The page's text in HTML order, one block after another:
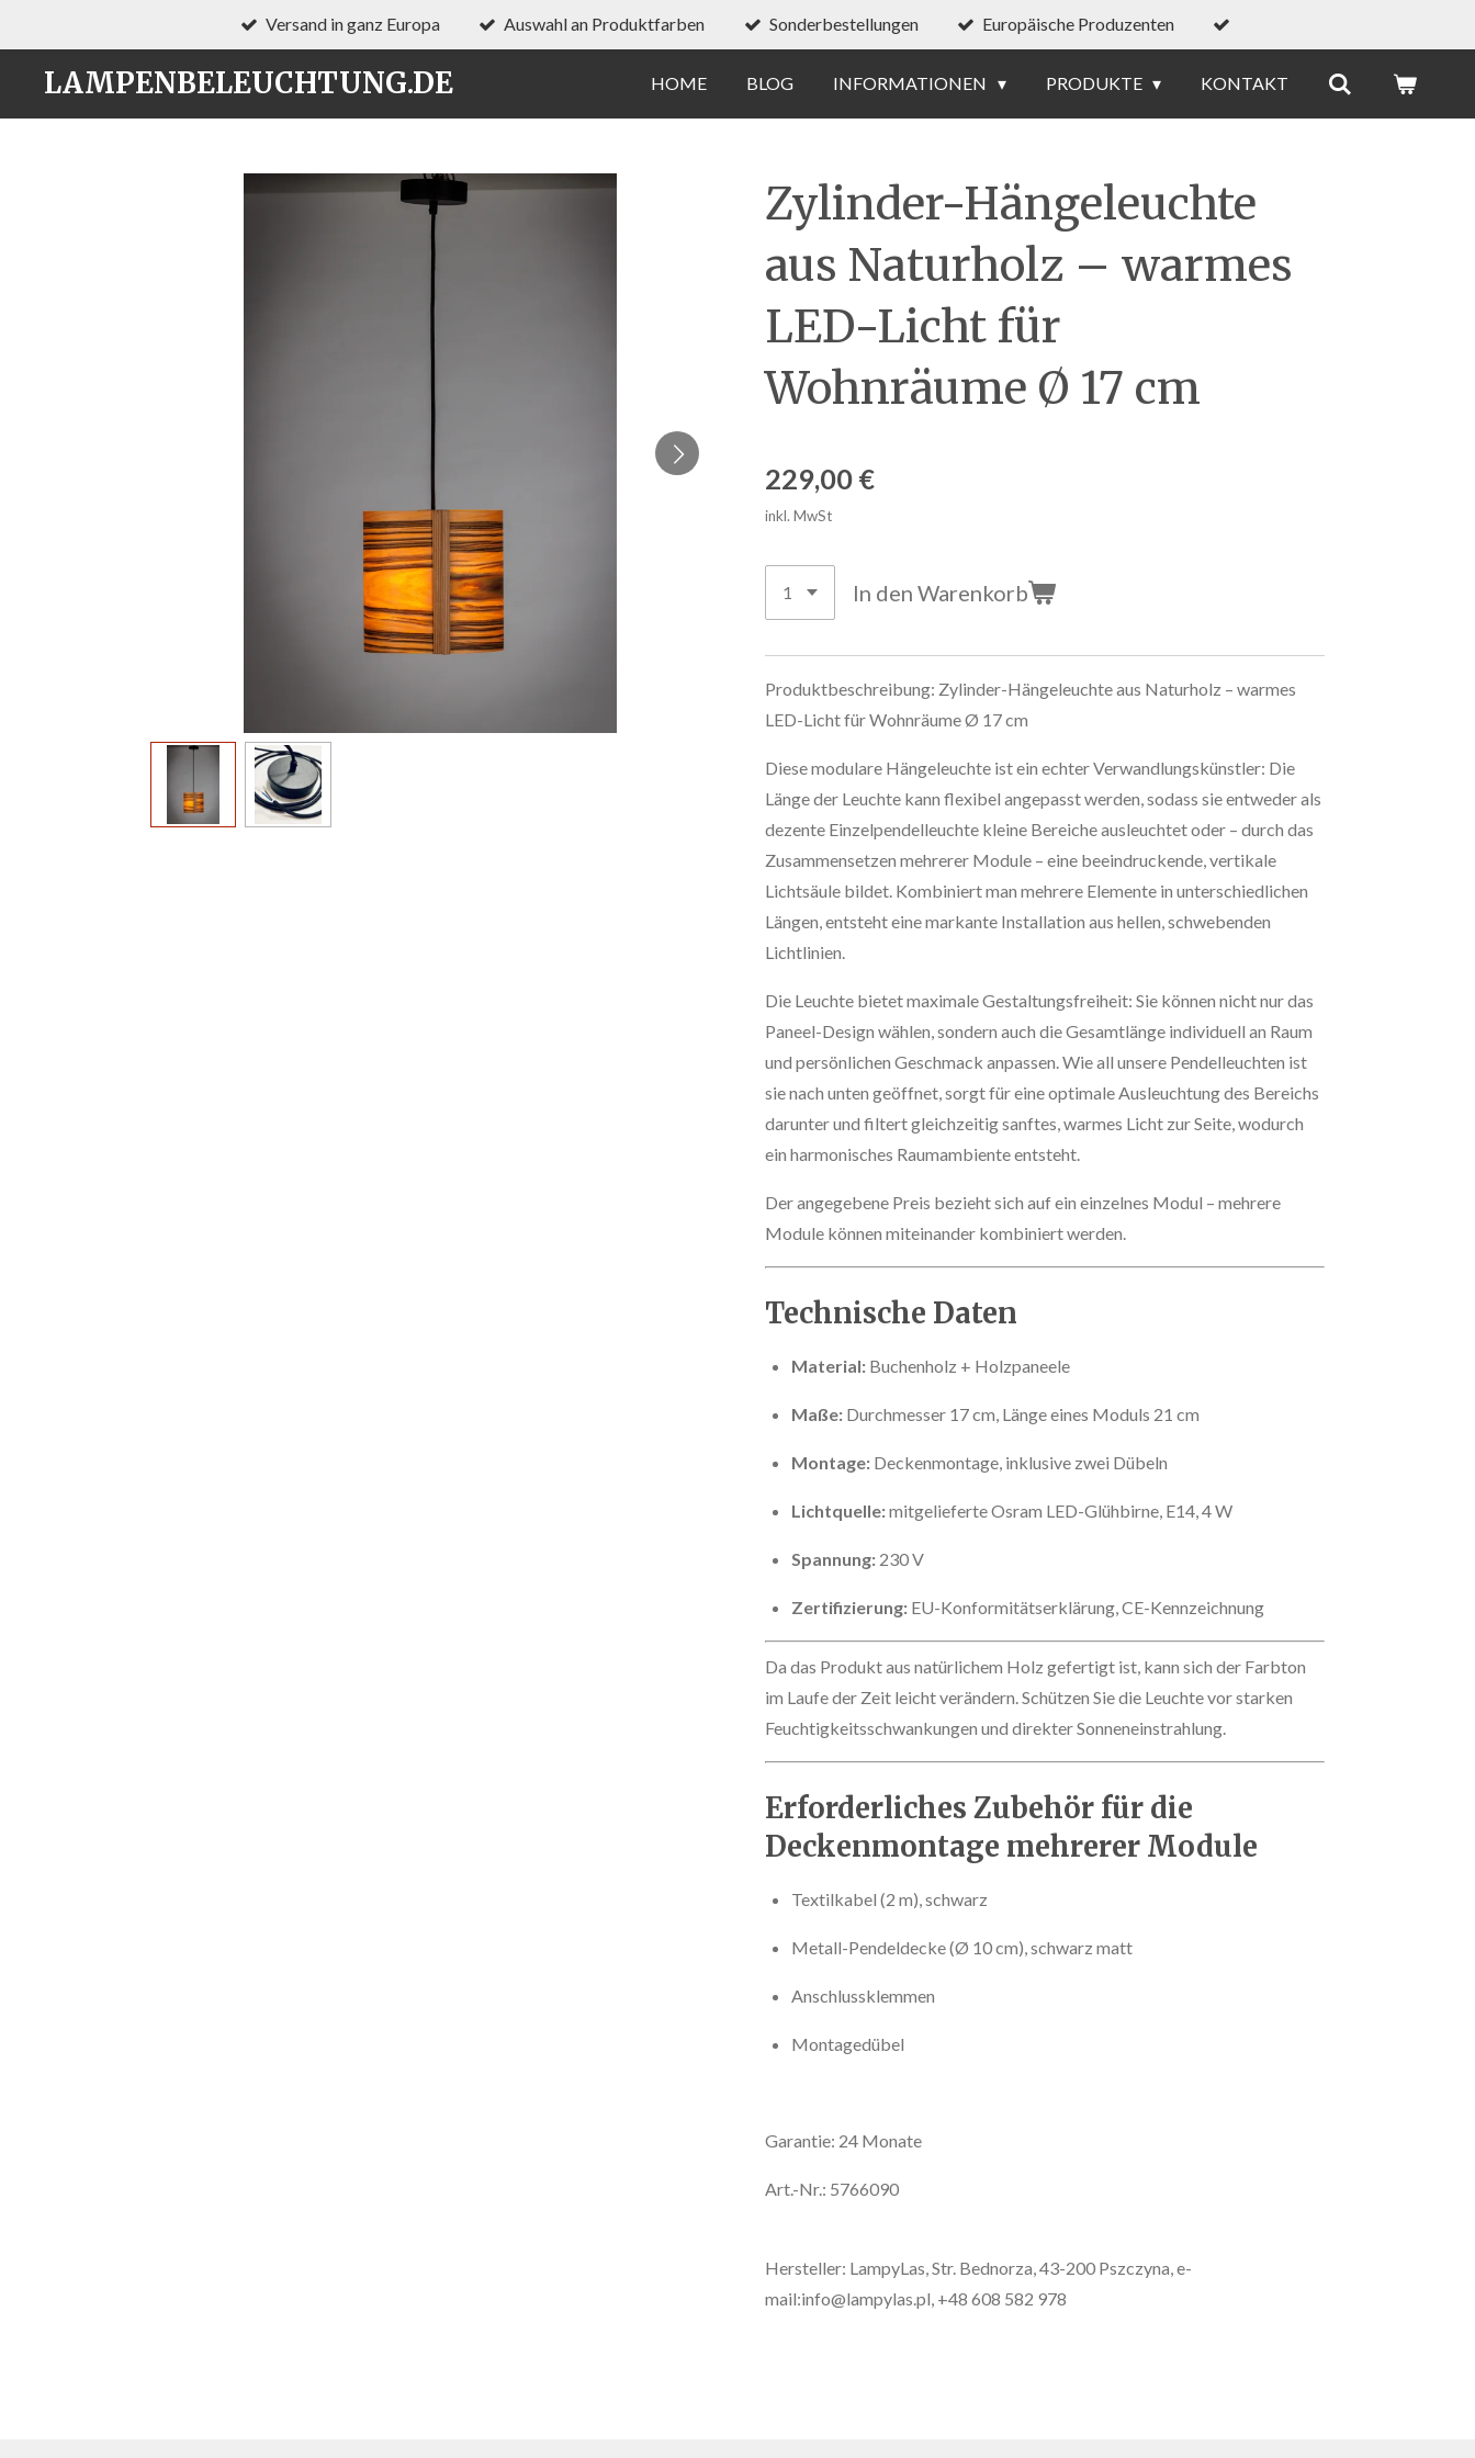
Hauptinhalt
springen
Versand in ganz Europa Auswahl an Produktfarben Sonderbestellungen Europäische Produzenten
LAMPENBELEUCHTUNG.DE HOME BLOG INFORMATIONEN PRODUKTE KONTAKT
Zylinder-Hängeleuchte
aus Naturholz – warmes
LED-Licht für
Wohnräume Ø 17 cm
229,00 €
inkl. MwSt
In den Warenkorb
Produktbeschreibung: Zylinder-Hängeleuchte aus Naturholz – warmes
LED-Licht für Wohnräume Ø 17 cm
Diese modulare Hängeleuchte ist ein echter Verwandlungskünstler: Die
Länge der Leuchte kann flexibel angepasst werden, sodass sie entweder als
dezente Einzelpendelleuchte kleine Bereiche ausleuchtet oder – durch das
Zusammensetzen mehrerer Module – eine beeindruckende, vertikale
Lichtsäule bildet. Kombiniert man mehrere Elemente in unterschiedlichen
Längen, entsteht eine markante Installation aus hellen, schwebenden
Lichtlinien.
Die Leuchte bietet maximale Gestaltungsfreiheit: Sie können nicht nur das
Paneel-Design wählen, sondern auch die Gesamtlänge individuell an Raum
und persönlichen Geschmack anpassen. Wie all unsere Pendelleuchten ist
sie nach unten geöffnet, sorgt für eine optimale Ausleuchtung des Bereichs
darunter und filtert gleichzeitig sanftes, warmes Licht zur Seite, wodurch
ein harmonisches Raumambiente entsteht.
Der angegebene Preis bezieht sich auf ein einzelnes Modul – mehrere
Module können miteinander kombiniert werden.
Technische Daten
Material: Buchenholz + Holzpaneele
Maße: Durchmesser 17 cm, Länge eines Moduls 21 cm
Montage: Deckenmontage, inklusive zwei Dübeln
Lichtquelle:mitgelieferte Osram LED-Glühbirne, E14, 4 W
Spannung: 230 V
Zertifizierung: EU-Konformitätserklärung, CE-Kennzeichnung
Da das Produkt aus natürlichem Holz gefertigt ist, kann sich der Farbton
im Laufe der Zeit leicht verändern. Schützen Sie die Leuchte vor starken
Feuchtigkeitsschwankungen und direkter Sonneneinstrahlung.
Erforderliches Zubehör für die
Deckenmontage mehrerer Module
Textilkabel (2 m), schwarz
Metall-Pendeldecke (Ø 10 cm), schwarz matt
Anschlussklemmen
Montagedübel
Garantie: 24 Monate
Art.-Nr.: 5766090
Hersteller: LampyLas, Str. Bednorza, 43-200 Pszczyna, e-
mail:info@lampylas.pl, +48 608 582 978